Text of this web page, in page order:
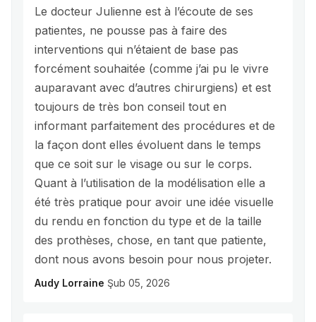
Le docteur Julienne est à l’écoute de ses
patientes, ne pousse pas à faire des
interventions qui n’étaient de base pas
forcément souhaitée (comme j’ai pu le vivre
auparavant avec d’autres chirurgiens) et est
toujours de très bon conseil tout en
informant parfaitement des procédures et de
la façon dont elles évoluent dans le temps
que ce soit sur le visage ou sur le corps.
Quant à l’utilisation de la modélisation elle a
été très pratique pour avoir une idée visuelle
du rendu en fonction du type et de la taille
des prothèses, chose, en tant que patiente,
dont nous avons besoin pour nous projeter.
Audy Lorraine Şub 05, 2026